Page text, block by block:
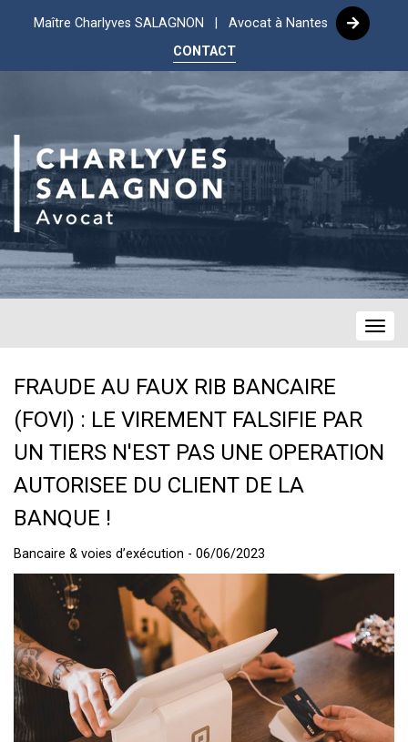
Maître Charlyves SALAGNON | Avocat à Nantes
CONTACT
FRAUDE AU FAUX RIB BANCAIRE
(FOVI) : LE VIREMENT FALSIFIE PAR
UN TIERS N'EST PAS UNE OPERATION
AUTORISEE DU CLIENT DE LA
BANQUE !
Bancaire & voies d’exécution - 06/06/2023